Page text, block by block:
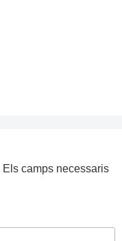
Els camps necessaris